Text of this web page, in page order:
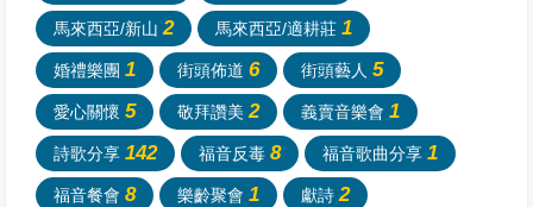
馬來西亞/新山2 馬來西亞/適耕莊 1
婚禮樂團 1 街頭佈道 6 街頭藝人 5
愛心關懷 5 敬拜讚美2 義賣音樂會 1
詩歌分享 142 福音反毒 8 福音歌曲分享 1
福音餐會 8 樂齡聚會 1 獻詩2